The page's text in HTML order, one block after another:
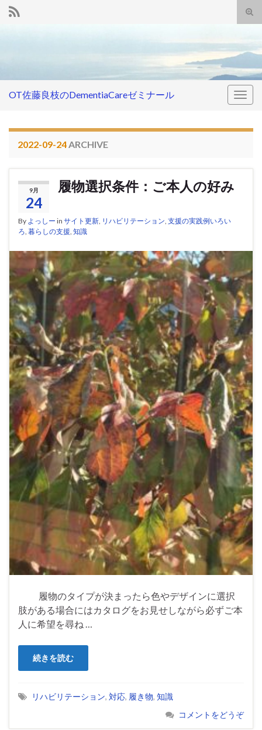
OT佐藤良枝のDementiaCareゼミナール
2022-09-24 ARCHIVE
9月
24
履物選択条件：ご本人の好み
By よっしー in サイト更新 リハビリテーション 支援の実践例いろい
ろ 暮らしの支援 知識
履物のタイプが決まったら色やデザインに選択
肢がある場合にはカタログをお見せしながら必ずご本
人に希望を尋ね …
続きを読む
リハビリテーション, 対応, 履き物, 知識
コメントをどうぞ